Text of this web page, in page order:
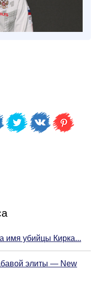
имя убийцы Кирка...
элиты — New